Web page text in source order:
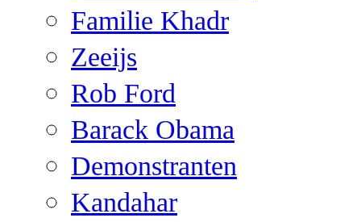
Familie Khadr
Zeeijs
Rob Ford
Barack Obama
Demonstranten
Kandahar